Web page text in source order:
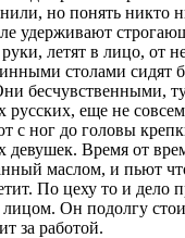
но понять никто
удерживают
летят в лицо, от
столами сидят
бесчувственными,
русских, еще не
с ног до головы
девушек. Время от
маслом, и пьют
По цеху то и дело
Он подолгу
за работой.